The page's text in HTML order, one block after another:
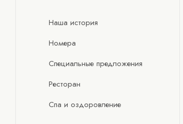
Наша история
Номера
Специальные предложения
Ресторан
Спа и оздоровление